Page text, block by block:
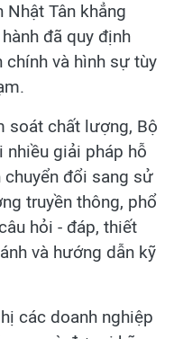
Nhật Tân khẳng
đã quy định
chính và hình sự tùy
soát chất lượng, Bộ
nhiều giải pháp hỗ
đổi sang sử
truyền thông, phổ
hỏi - đáp, thiết
và hướng dẫn kỹ
các doanh nghiệp